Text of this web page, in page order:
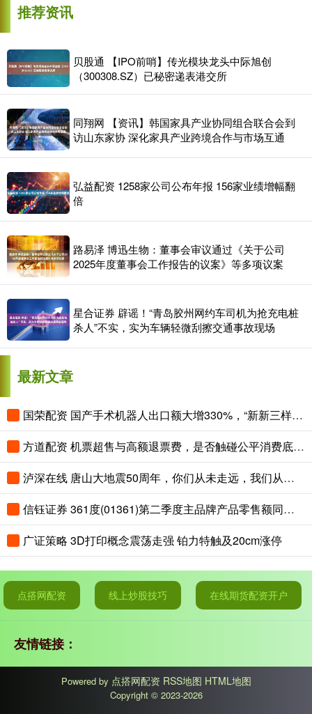
推荐资讯
贝股通 【IPO前哨】传光模块龙头中际旭创
（300308.SZ）已秘密递表港交所
同翔网 【资讯】韩国家具产业协同组合联合会到
访山东家协 深化家具产业跨境合作与市场互通
弘益配资 1258家公司公布年报 156家业绩增幅翻
倍
路易泽 博迅生物：董事会审议通过《关于公司
2025年度董事会工作报告的议案》等多项议案
星合证券 辟谣！“青岛胶州网约车司机为抢充电桩
杀人”不实，实为车辆轻微刮擦交通事故现场
最新文章
国荣配资 国产手术机器人出口额大增330%，“新新三样”圈粉全球
方道配资 机票超售与高额退票费，是否触碰公平消费底线？
泸深在线 唐山大地震50周年，你们从未走远，我们从未忘记！
信钰证券 361度(01361)第二季度主品牌产品零售额同比取得中高单位数的正增长
广证策略 3D打印概念震荡走强 铂力特触及20cm涨停
点搭网配资 线上炒股技巧 在线期货配资开户
友情链接：
Powered by 点搭网配资 RSS地图 HTML地图
Copyright © 2023-2026